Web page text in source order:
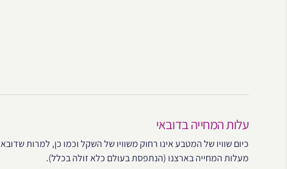
עלות המחייה בדובאי
כיום שוויו של המטבע אינו רחוק משוויו של השקל וכמו כן, למרות
מעלות המחייה בארצנו (הנתפסת בעולם כלא זולה בכלל).